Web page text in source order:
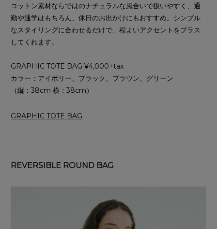
コットン素材ならではのナチュラルな風合いで扱いやすく、通
勤や通学はもちろん、休日のお出かけにもおすすめ。シンプル
なスタイリングに合わせるだけで、程よいアクセントをプラス
してくれます。
GRAPHIC TOTE BAG ¥4,000+tax
カラー：アイボリー、ブラック、ブラウン、グリーン
（縦：38cm 横：38cm）
GRAPHIC TOTE BAG
REVERSIBLE ROUND BAG